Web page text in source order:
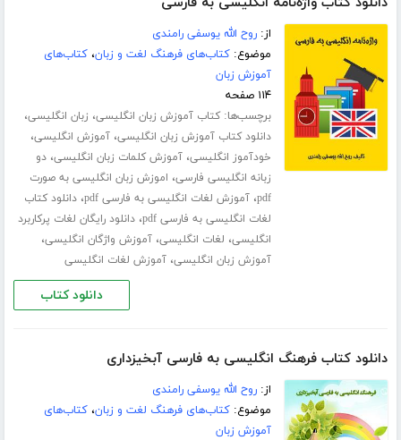
از:روح الله یوسفی رامندی
موضوع:کتاب‌های فرهنگ لغت و زبان،کتاب‌های
آموزش زبان
۱۱۴ صفحه
برچسب‌ها:کتاب آموزش زبان انگلیسی، زبان انگلیسی،
دانلود کتاب آموزش زبان انگلیسی،آموزش انگلیسی،
خودآموز انگلیسی،آموزش کلمات زبان انگلیسی،دو
زبانه انگلیسی فارسی، اموزش زبان انگلیسی به صورت
pdf،آموزش لغات انگلیسی به فارسی pdf ،دانلود کتاب
لغات انگلیسی به فارسی pdf
،دانلود رایگان لغات پرکاربرد
انگلیسی، لغات انگلیسی،آموزش واژگان انگلیسی،
آموزش زبان انگلیسی،آموزش لغات انگلیسی
دانلود کتاب
دانلود کتاب فرهنگ انگلیسی به فارسی آبخیزداری
از:روح الله یوسفی رامندی
موضوع:کتاب‌های فرهنگ لغت و زبان،کتاب‌های
آموزش زبان